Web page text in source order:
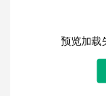
预览加载